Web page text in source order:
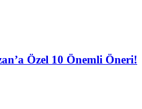
Özel 10 Önemli Öneri!